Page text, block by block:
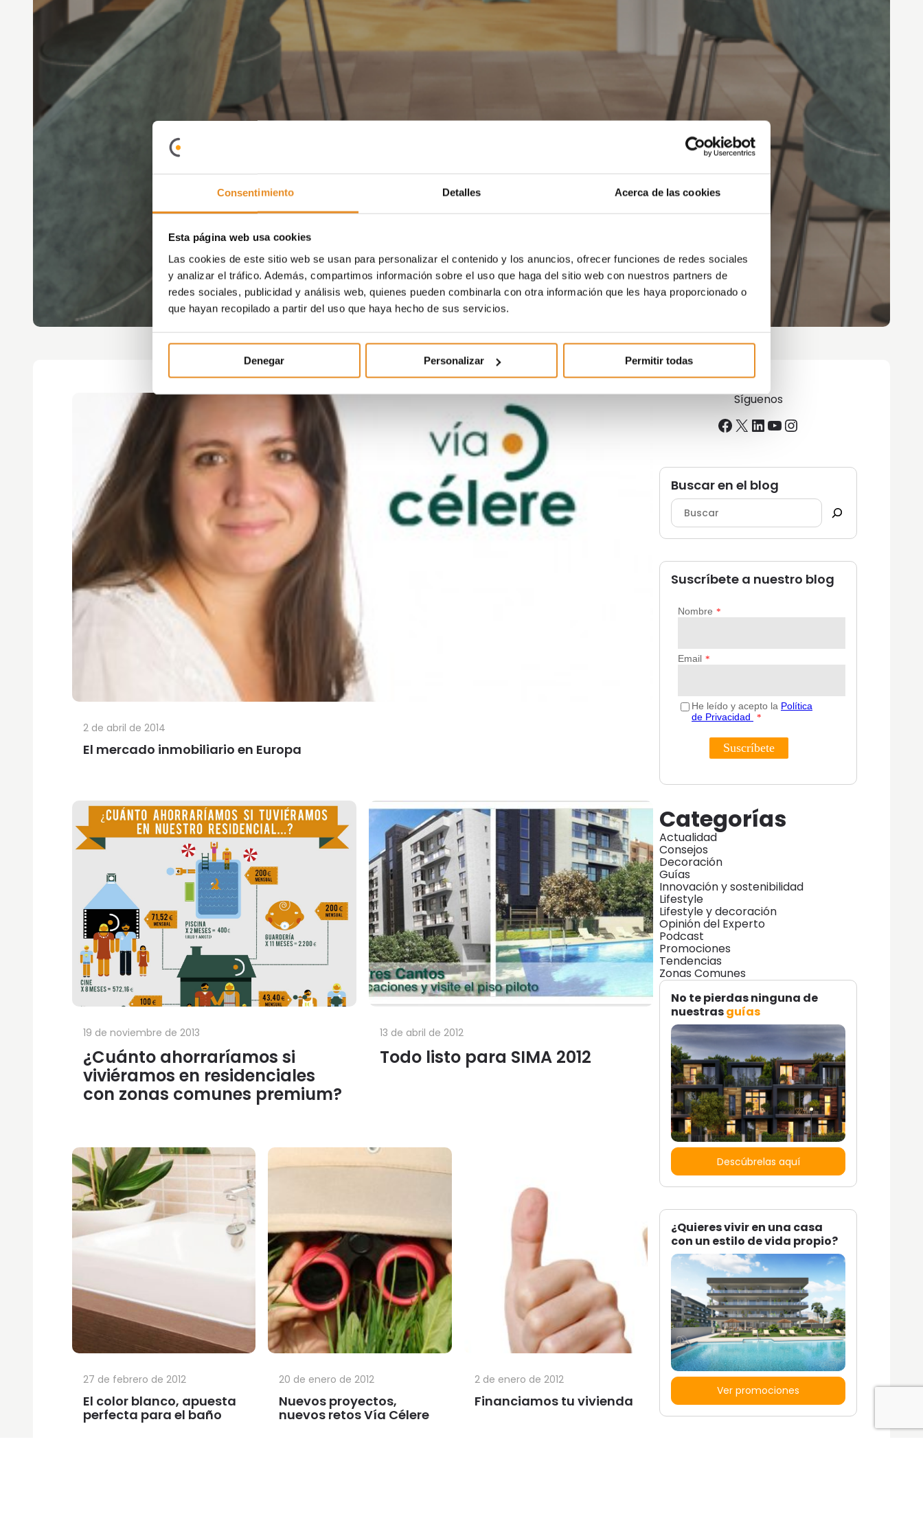
Consentimiento Detalles Acerca de las cookies
Esta página web usa cookies
Las cookies de este sitio web se usan para personalizar el contenido y los anuncios, ofrecer funciones de redes sociales
y analizar el tráfico. Además, compartimos información sobre el uso que haga del sitio web con nuestros partners de
redes sociales, publicidad y análisis web, quienes pueden combinarla con otra información que les haya proporcionado o
que hayan recopilado a partir del uso que haya hecho de sus servicios.
Denegar Personalizar Permitir todas
El mercado inmobiliario en Europa
2 de abril de 2014
¿Cuánto ahorraríamos si
viviéramos en residenciales
con zonas comunes premium?
19 de noviembre de 2013
Todo listo para SIMA 2012
13 de abril de 2012
El color blanco, apuesta
perfecta para el baño
27 de febrero de 2012
Nuevos proyectos,
nuevos retos Vía Célere
20 de enero de 2012
Financiamos tu vivienda
2 de enero de 2012
Síguenos
Facebook
X LinkedIn
YouTube
Instagram
Buscar en el blog
Suscríbete a nuestro blog
Categorías
Actualidad
Consejos
Decoración
Guías
Innovación y sostenibilidad
Lifestyle
Lifestyle y decoración
Opinión del Experto
Podcast
Promociones
Tendencias
Zonas Comunes
No te pierdas ninguna de
nuestrasguías
Descúbrelas aquí
¿Quieres vivir en una casa
con un estilo de vida propio?
Ver promociones